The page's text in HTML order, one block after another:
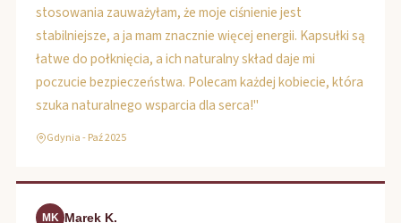
stosowania zauważyłam, że moje ciśnienie jest
stabilniejsze, a ja mam znacznie więcej energii. Kapsułki są
łatwe do połknięcia, a ich naturalny skład daje mi
poczucie bezpieczeństwa. Polecam każdej kobiecie, która
szuka naturalnego wsparcia dla serca!"
Gdynia - Paź 2025
MK Marek K.